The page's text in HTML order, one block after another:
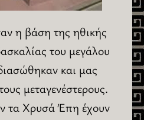
η βάση της ηθικής
του μεγάλου
και μας
μεταγενέστερους.
τα Χρυσά Έπη έχουν